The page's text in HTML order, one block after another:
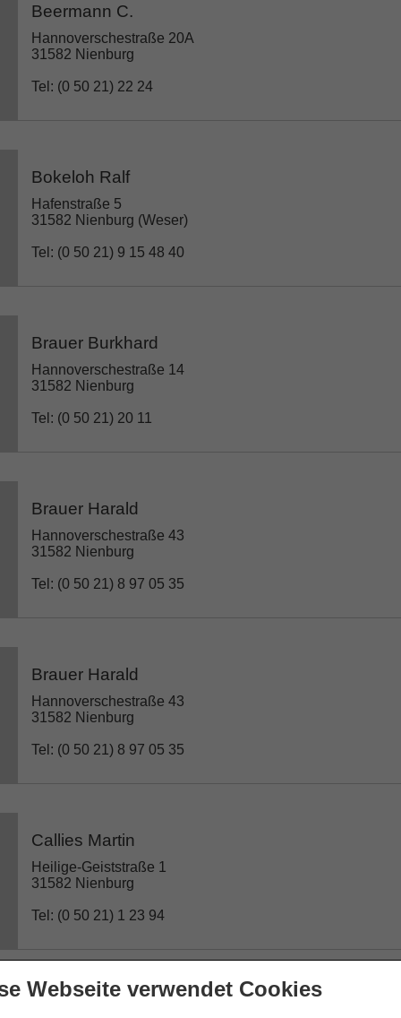
Webseite verwendet Cookies
Beermann C.
Hannoverschestraße 20A
31582 Nienburg
Tel: (0 50 21) 22 24
Bokeloh Ralf
Hafenstraße 5
31582 Nienburg (Weser)
Tel: (0 50 21) 9 15 48 40
Brauer Burkhard
Hannoverschestraße 14
31582 Nienburg
Tel: (0 50 21) 20 11
Brauer Harald
Hannoverschestraße 43
31582 Nienburg
Tel: (0 50 21) 8 97 05 35
Brauer Harald
Hannoverschestraße 43
31582 Nienburg
Tel: (0 50 21) 8 97 05 35
Callies Martin
Heilige-Geiststraße 1
31582 Nienburg
Tel: (0 50 21) 1 23 94